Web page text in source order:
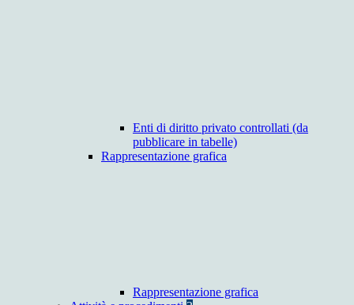
Enti di diritto privato controllati (da
pubblicare in tabelle)
Rappresentazione grafica
Rappresentazione grafica